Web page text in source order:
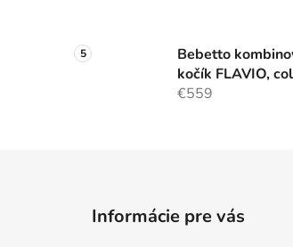
Bebetto
kočík FLAVIO,
€559
Informácie pre vás